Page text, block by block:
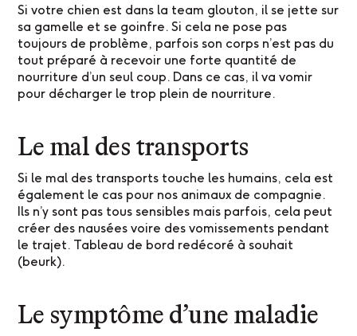
Si votre chien est dans la team glouton, il se jette sur
sa gamelle et se goinfre. Si cela ne pose pas
toujours de problème, parfois son corps n’est pas du
tout préparé à recevoir une forte quantité de
nourriture d’un seul coup. Dans ce cas, il va vomir
pour décharger le trop plein de nourriture.
Le mal des transports
Si le mal des transports touche les humains, cela est
également le cas pour nos animaux de compagnie.
Ils n’y sont pas tous sensibles mais parfois, cela peut
créer des nausées voire des vomissements pendant
le trajet. Tableau de bord redécoré à souhait
(beurk).
Le symptôme d’une maladie